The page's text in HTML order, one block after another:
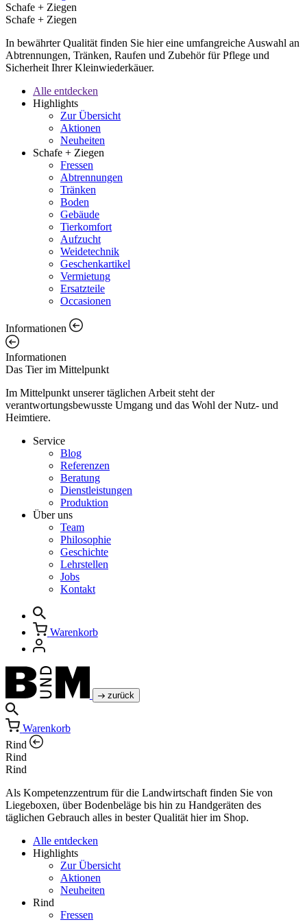
Schafe + Ziegen
Schafe + Ziegen
In bewährter Qualität finden Sie hier eine umfangreiche Auswahl an
Abtrennungen, Tränken, Raufen und Zubehör für Pflege und
Sicherheit Ihrer Kleinwiederkäuer.
Alle entdecken
Highlights
Zur Übersicht
Aktionen
Neuheiten
Schafe + Ziegen
Fressen
Abtrennungen
Tränken
Boden
Gebäude
Tierkomfort
Aufzucht
Weidetechnik
Geschenkartikel
Vermietung
Ersatzteile
Occasionen
Informationen
Informationen
Das Tier im Mittelpunkt
Im Mittelpunkt unserer täglichen Arbeit steht der
verantwortungsbewusste Umgang und das Wohl der Nutz- und
Heimtiere.
Service
Blog
Referenzen
Beratung
Dienstleistungen
Produktion
Über uns
Team
Philosophie
Geschichte
Lehrstellen
Jobs
Kontakt
Warenkorb
zurück
Warenkorb
Rind
Rind
Rind
Als Kompetenzzentrum für die Landwirtschaft finden Sie von
Liegeboxen, über Bodenbeläge bis hin zu Handgeräten des
täglichen Gebrauch alles in bester Qualität hier im Shop.
Alle entdecken
Highlights
Zur Übersicht
Aktionen
Neuheiten
Rind
Fressen